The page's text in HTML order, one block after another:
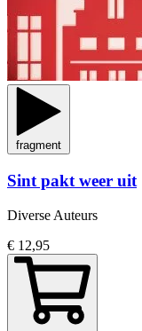
fragment
Sint pakt weer uit
Diverse Auteurs
€ 12,95